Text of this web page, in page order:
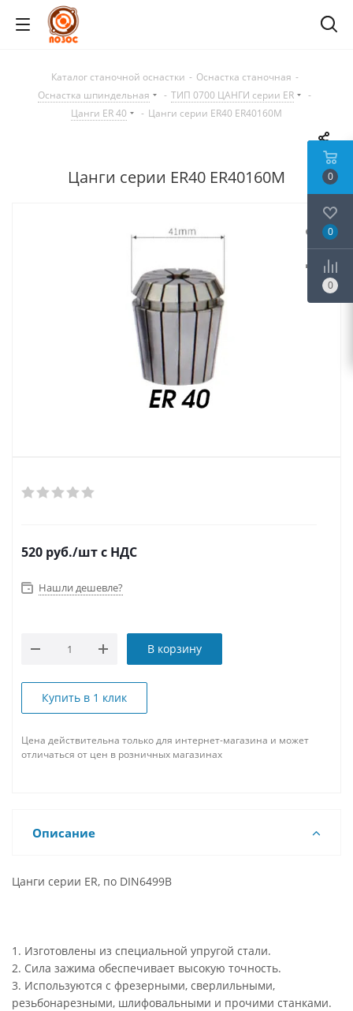
Каталог станочной оснастки - Оснастка станочная -
Оснастка шпиндельная
- ТИП 0700 ЦАНГИ серии ER
-
Цанги ER 40
- Цанги серии ER40 ER40160M
Цанги серии ER40 ER40160M
520 руб./штс НДС
Нашли дешевле?
В корзину
Купить в 1 клик
Цена действительна только для интернет-магазина и может
отличаться от цен в розничных магазинах
Описание
Цанги серии ER, по DIN6499B
1. Изготовлены из специальной упругой стали.
2. Сила зажима обеспечивает высокую точность.
3. Используются с фрезерными, сверлильными,
резьбонарезными, шлифовальными и прочими станками.
0
0
0